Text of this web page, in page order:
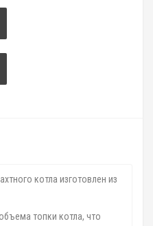
котла изготовлен из
топки котла, что